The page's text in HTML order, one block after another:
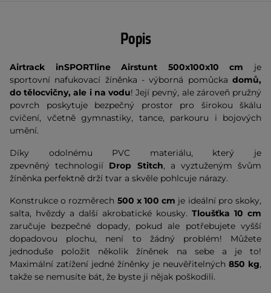
Popis
Airtrack inSPORTline Airstunt 500x100x10 cm je
sportovní nafukovací žíněnka - výborná pomůcka domů,
do tělocvičny, ale i na vodu! Její pevný, ale zároveň pružný
povrch poskytuje bezpečný prostor pro širokou škálu
cvičení, včetně gymnastiky, tance, parkouru i bojových
umění.
Díky odolnému PVC materiálu, který je
zpevněný technologií Drop Stitch, a vyztuženým švům
žíněnka perfektně drží tvar a skvěle pohlcuje nárazy.
Konstrukce o rozměrech 500 x 100 cm je ideální pro skoky,
salta, hvězdy a další akrobatické kousky. Tloušťka 10 cm
zaručuje bezpečné dopady, pokud ale potřebujete vyšší
dopadovou plochu, není to žádný problém! Můžete
jednoduše položit několik žíněnek na sebe a je to!
Maximální zatížení jedné žíněnky je neuvěřitelných 850 kg,
takže se nemusíte bát, že byste ji nějak poškodili.